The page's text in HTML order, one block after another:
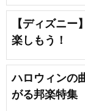
【ディズニ
楽しもう！
ハロウィンの
がる邦楽特集